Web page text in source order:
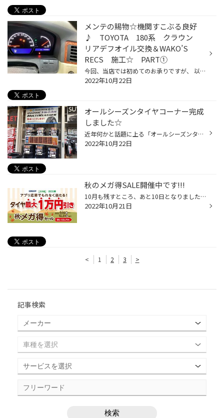
メンテの賜物☆機関すこぶる良好
♪ TOYOTA 180系 クラウン
リアデフオイル交換＆WAKO’S
RECS 施工☆ PART①
今回、当店では初めてのお承りですが、 以前から定期的にオーナー様が実施して らっしゃったメニューです。 現在の走行距離は14万ｋｍ超え…ですが、 調子はすこぶる快調♪ オーナー様の意識だけで距離を重ねれば 重ねるほどクルマのコンデションは差が 出てきますよね！ まずはリアデフオイルの交換...
2022年10月22日
オールシーズンタイヤコーナー完成
しました☆
近年何かと話題に上る「オールシーズンタイヤ」 遅ればせながら、当店も店頭コーナーを作成 致しました‼ 「そんなに乗らない」「夏タイヤそろそろ交換だな」 「スタッドレスは必要ない」「でも、冬道の運転は ちょっと不安」「お得な手はないものか」 ハイハイハイハ～～～イ♪ そんなお方におススメ...
2022年10月22日
秋のメガ得SALE開催中です!!!
10月も残すところ、あと10日となりました。 先月から続いておりました 秋のメガ得セール もあと10日で終了となります！ クーポンをご利用いただけるのもあと10日 となります!!! 夏タイヤはもちろん、スタッドレスタイヤ にもお使い頂けますので、タイヤ交換を ご検討なら10月中がお得ですよ～☆
2022年10月21日
< 1 2 3 >
記事検索